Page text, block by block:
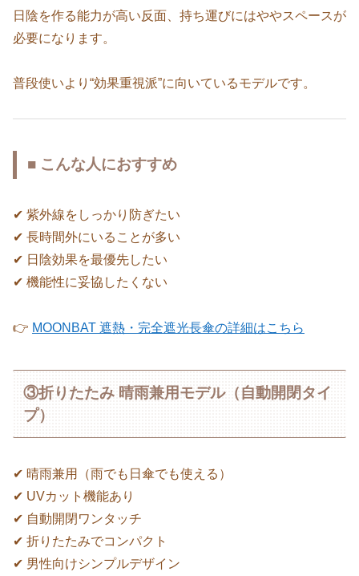
日陰を作る能力が高い反面、持ち運びにはややスペースが
必要になります。
普段使いより“効果重視派”に向いているモデルです。
■ こんな人におすすめ
✔ 紫外線をしっかり防ぎたい
✔ 長時間外にいることが多い
✔ 日陰効果を最優先したい
✔ 機能性に妥協したくない
👉 MOONBAT 遮熱・完全遮光長傘の詳細はこちら
③折りたたみ 晴雨兼用モデル（自動開閉タイ
プ）
✔ 晴雨兼用（雨でも日傘でも使える）
✔ UVカット機能あり
✔ 自動開閉ワンタッチ
✔ 折りたたみでコンパクト
✔ 男性向けシンプルデザイン